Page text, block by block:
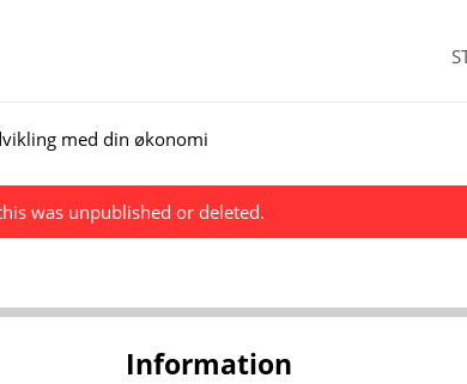
med din økonomi
was unpublished or deleted.
Information